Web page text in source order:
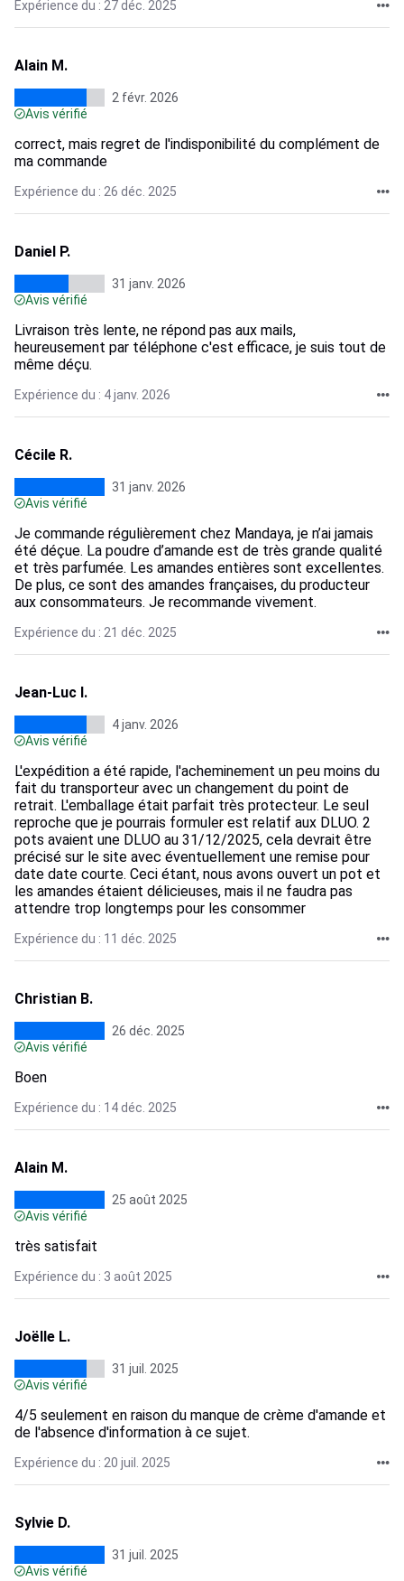
Expérience du : 27 déc. 2025
Alain M.
2 févr. 2026
Avis vérifié
correct, mais regret de l'indisponibilité du complément de
ma commande
Expérience du : 26 déc. 2025
Daniel P.
31 janv. 2026
Avis vérifié
Livraison très lente, ne répond pas aux mails,
heureusement par téléphone c'est efficace, je suis tout de
même déçu.
Expérience du : 4 janv. 2026
Cécile R.
31 janv. 2026
Avis vérifié
Je commande régulièrement chez Mandaya, je n’ai jamais
été déçue. La poudre d’amande est de très grande qualité
et très parfumée. Les amandes entières sont excellentes.
De plus, ce sont des amandes françaises, du producteur
aux consommateurs. Je recommande vivement.
Expérience du : 21 déc. 2025
Jean-Luc I.
4 janv. 2026
Avis vérifié
L'expédition a été rapide, l'acheminement un peu moins du
fait du transporteur avec un changement du point de
retrait. L'emballage était parfait très protecteur. Le seul
reproche que je pourrais formuler est relatif aux DLUO. 2
pots avaient une DLUO au 31/12/2025, cela devrait être
précisé sur le site avec éventuellement une remise pour
date date courte. Ceci étant, nous avons ouvert un pot et
les amandes étaient délicieuses, mais il ne faudra pas
attendre trop longtemps pour les consommer
Expérience du : 11 déc. 2025
Christian B.
26 déc. 2025
Avis vérifié
Boen
Expérience du : 14 déc. 2025
Alain M.
25 août 2025
Avis vérifié
très satisfait
Expérience du : 3 août 2025
Joëlle L.
31 juil. 2025
Avis vérifié
4/5 seulement en raison du manque de crème d'amande et
de l'absence d'information à ce sujet.
Expérience du : 20 juil. 2025
Sylvie D.
31 juil. 2025
Avis vérifié